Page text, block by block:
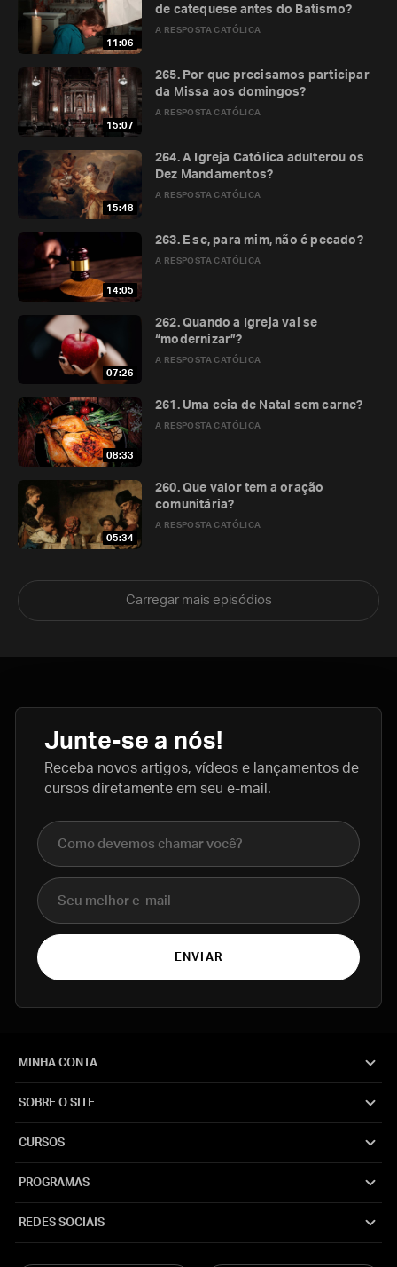
11:06
A RESPOSTA CATÓLICA
de catequese antes do Batismo?
15:07
A RESPOSTA CATÓLICA
265. Por que precisamos participar
da Missa aos domingos?
15:48
A RESPOSTA CATÓLICA
264. A Igreja Católica adulterou os
Dez Mandamentos?
14:05
A RESPOSTA CATÓLICA
263. E se, para mim, não é pecado?
07:26
A RESPOSTA CATÓLICA
262. Quando a Igreja vai se
“modernizar”?
08:33
A RESPOSTA CATÓLICA
261. Uma ceia de Natal sem carne?
05:34
A RESPOSTA CATÓLICA
260. Que valor tem a oração
comunitária?
Carregar mais episódios
Junte-se a nós!
Receba novos artigos, vídeos e lançamentos de
cursos diretamente em seu e-mail.
Nome completo
E-mail
ENVIAR
MINHA CONTA
SOBRE O SITE
CURSOS
PROGRAMAS
REDES SOCIAIS